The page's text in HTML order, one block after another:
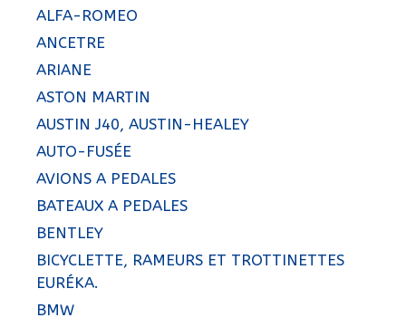
ALFA-ROMEO
ANCETRE
ARIANE
ASTON MARTIN
AUSTIN J40, AUSTIN-HEALEY
AUTO-FUSÉE
AVIONS A PEDALES
BATEAUX A PEDALES
BENTLEY
BICYCLETTE, RAMEURS ET TROTTINETTES
EURÉKA.
BMW